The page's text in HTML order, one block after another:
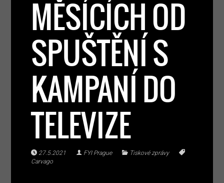
MĚSÍCÍCH OD
SPUŠTĚNÍ S
KAMPANÍ DO
TELEVIZE
27.5.2021 FYI Prague
Tiskové zprávy
Carvago